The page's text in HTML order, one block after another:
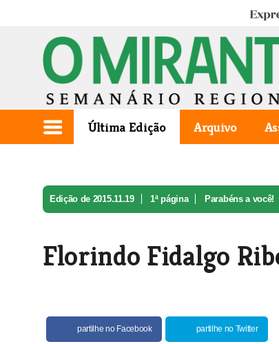
Última Edição Arquivo
Edição de 2015.11.19 1ª página Parabéns a você!
Florindo Fidalgo
partilhe no Facebook partilhe no Twitter